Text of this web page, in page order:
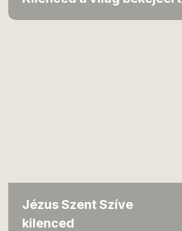
Jézus Szent Szíve
kilenced